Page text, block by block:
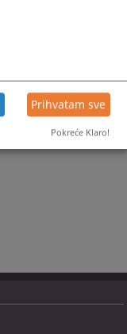
Prihvatam sve
Pokreće Klaro!